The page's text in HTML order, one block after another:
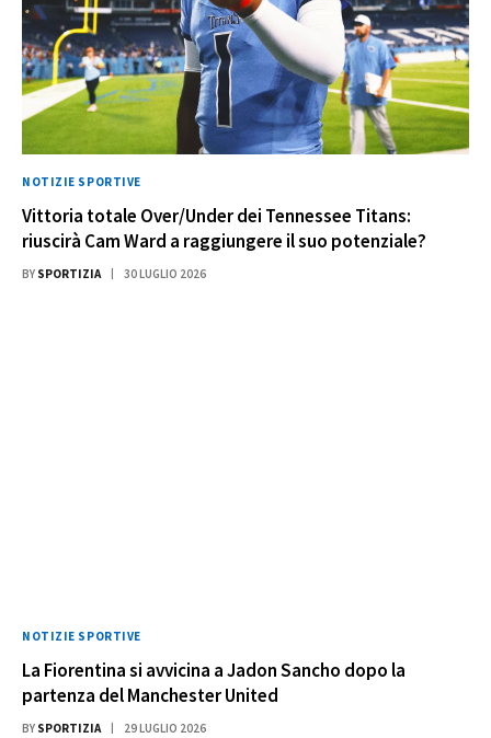
NOTIZIE SPORTIVE
Vittoria totale Over/Under dei Tennessee Titans:
riuscirà Cam Ward a raggiungere il suo potenziale?
BY SPORTIZIA 30 LUGLIO 2026
NOTIZIE SPORTIVE
La Fiorentina si avvicina a Jadon Sancho dopo la
partenza del Manchester United
BY SPORTIZIA 29 LUGLIO 2026